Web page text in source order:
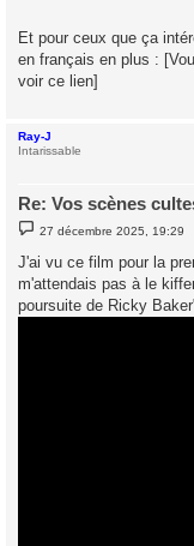
Et pour ceux que ça
en français en plus :
voir ce lien]
Ray-J
Intarissable
Re: Vos scènes
M
e
s
s
a
e
27 décembre 2025, 19:29
J'ai vu ce film pour la
m'attendais pas à le
poursuite de Ricky